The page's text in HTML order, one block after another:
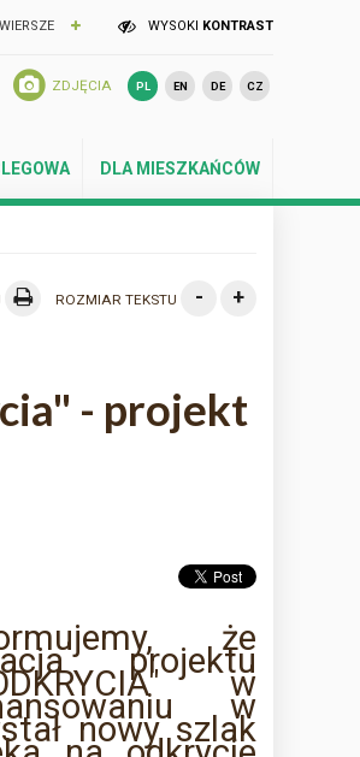
WIERSZE WYSOKI KONTRAST
ZDJĘCIA PL EN DE CZ
DLA MIESZKAŃCÓW
ROZMIAR TEKSTU - +
- projekt
że
projektu
w
w
nowy szlak